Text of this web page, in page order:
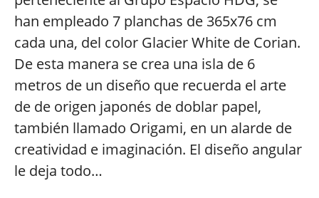
han empleado 7 planchas de 365x76 cm
cada una, del color Glacier White de Corian.
De esta manera se crea una isla de 6
metros de un diseño que recuerda el arte
de de origen japonés de doblar papel,
también llamado Origami, en un alarde de
creatividad e imaginación. El diseño angular
le deja todo…